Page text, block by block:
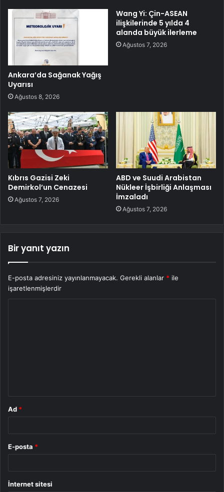
Ankara’da Sağanak Yağış
Uyarısı
Ağustos 8, 2026
Wang Yi: Çin-ASEAN
ilişkilerinde 5 yılda 4
alanda büyük ilerleme
Ağustos 7, 2026
Kıbrıs Gazisi Zeki
Demirkol’un Cenazesi
Ağustos 7, 2026
ABD ve Suudi Arabistan
Nükleer İşbirliği Anlaşması
İmzaladı
Ağustos 7, 2026
Bir yanıt yazın
E-posta adresiniz yayınlanmayacak. Gerekli alanlar * ile
işaretlenmişlerdir
Ad *
E-posta *
İnternet sitesi